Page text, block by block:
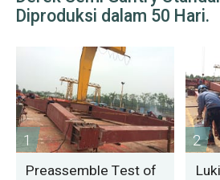
Diproduksi dalam 50 Hari.
1
Preassemble Test of
2